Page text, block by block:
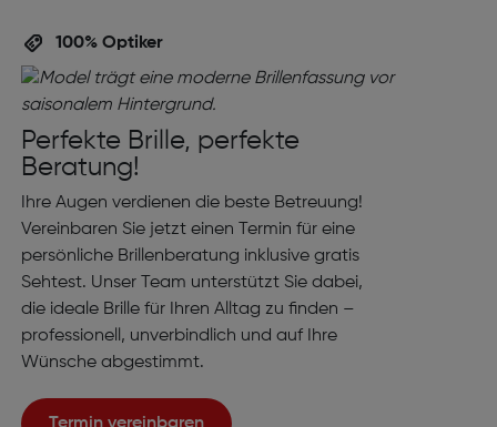
100% Optiker
Perfekte Brille, perfekte
Beratung!
Ihre Augen verdienen die beste Betreuung!
Vereinbaren Sie jetzt einen Termin für eine
persönliche Brillenberatung inklusive gratis
Sehtest. Unser Team unterstützt Sie dabei,
die ideale Brille für Ihren Alltag zu finden –
professionell, unverbindlich und auf Ihre
Wünsche abgestimmt.
Termin vereinbaren